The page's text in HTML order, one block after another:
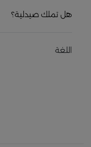
هل تملك صيدلية؟
اللغة